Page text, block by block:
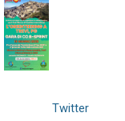
Twitter